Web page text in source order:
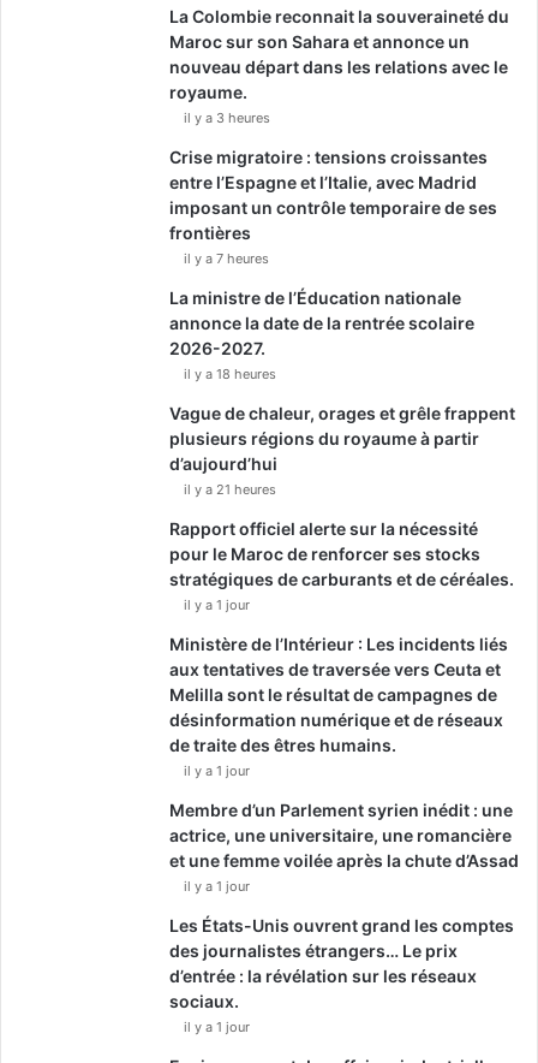
La Colombie reconnait la souveraineté du
Maroc sur son Sahara et annonce un
nouveau départ dans les relations avec le
royaume.
il y a 3 heures
Crise migratoire : tensions croissantes
entre l’Espagne et l’Italie, avec Madrid
imposant un contrôle temporaire de ses
frontières
il y a 7 heures
La ministre de l’Éducation nationale
annonce la date de la rentrée scolaire
2026-2027.
il y a 18 heures
Vague de chaleur, orages et grêle frappent
plusieurs régions du royaume à partir
d’aujourd’hui
il y a 21 heures
Rapport officiel alerte sur la nécessité
pour le Maroc de renforcer ses stocks
stratégiques de carburants et de céréales.
il y a 1 jour
Ministère de l’Intérieur : Les incidents liés
aux tentatives de traversée vers Ceuta et
Melilla sont le résultat de campagnes de
désinformation numérique et de réseaux
de traite des êtres humains.
il y a 1 jour
Membre d’un Parlement syrien inédit : une
actrice, une universitaire, une romancière
et une femme voilée après la chute d’Assad
il y a 1 jour
Les États-Unis ouvrent grand les comptes
des journalistes étrangers… Le prix
d’entrée : la révélation sur les réseaux
sociaux.
il y a 1 jour